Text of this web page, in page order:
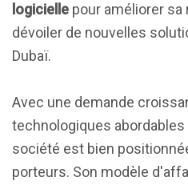
logicielle pour améliorer sa
dévoiler de nouvelles
Dubaï.
Avec une demande
technologiques
société est bien
porteurs. Son modèle